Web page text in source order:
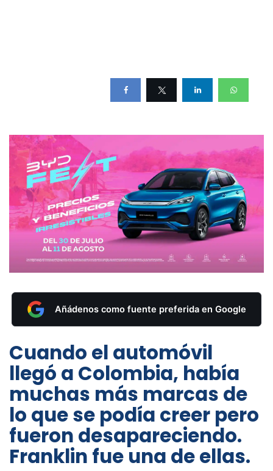
Añádenos como fuente preferida en Google
Cuando el automóvil
llegó a Colombia, había
muchas más marcas de
lo que se podía creer pero
fueron desapareciendo.
Franklin fue una de ellas.